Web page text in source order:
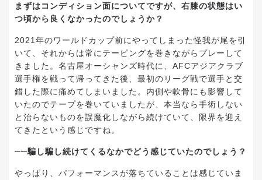
まずはコンディション面についてですが、右膝の状態はい
つ頃から良くなかったのでしょうか？
2021年のワールドカップ前にやってしまった怪我が尾を引
いて、それからは常にテーピングを巻きながらプレーして
きました。名古屋オーシャンズ時代に、AFCアジアクラブ
選手権を戦って帰ってきた後、最初のリーグ戦で選手と交
錯した際に痛めてしまいました。内側や軟骨にも影響して
いたのでテープを巻いていましたが、本当なら手術しない
と治らないものを誤魔化しながら続けていて、限界を迎え
てきたという感じですね。
──騙し騙し続けてくるなかでどう感じていたのでしょう？
やっぱり、パフォーマンスが落ちていることは感じていま